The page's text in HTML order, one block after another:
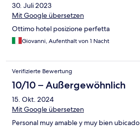
30. Juli 2023
Mit Google übersetzen
Ottimo hotel posizione perfetta
Giovanni, Aufenthalt von 1 Nacht
Verifizierte Bewertung
10/10 – Außergewöhnlich
15. Okt. 2024
Mit Google übersetzen
Personal muy amable y muy bien ubicado